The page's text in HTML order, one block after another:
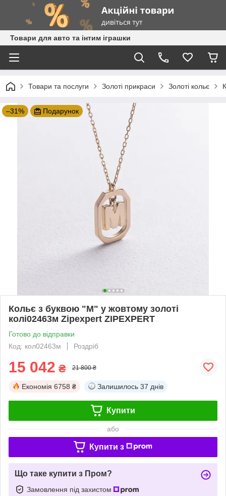
Товари для авто та інтим іграшки
Товари та послуги Золоті прикраси Золоті кольє
–31% Подарунок
Кольє з буквою "М" у жовтому золоті
колі02463м Zipexpert ZIPEXPERT
Готово до відправки
Код: кол02463м
Роздріб
15 042 ₴ 21 800 ₴
Економія 6758 ₴ Залишилось 37 днів
Купити
або
Купити з
Що таке купити з Пром?
Замовлення під захистом